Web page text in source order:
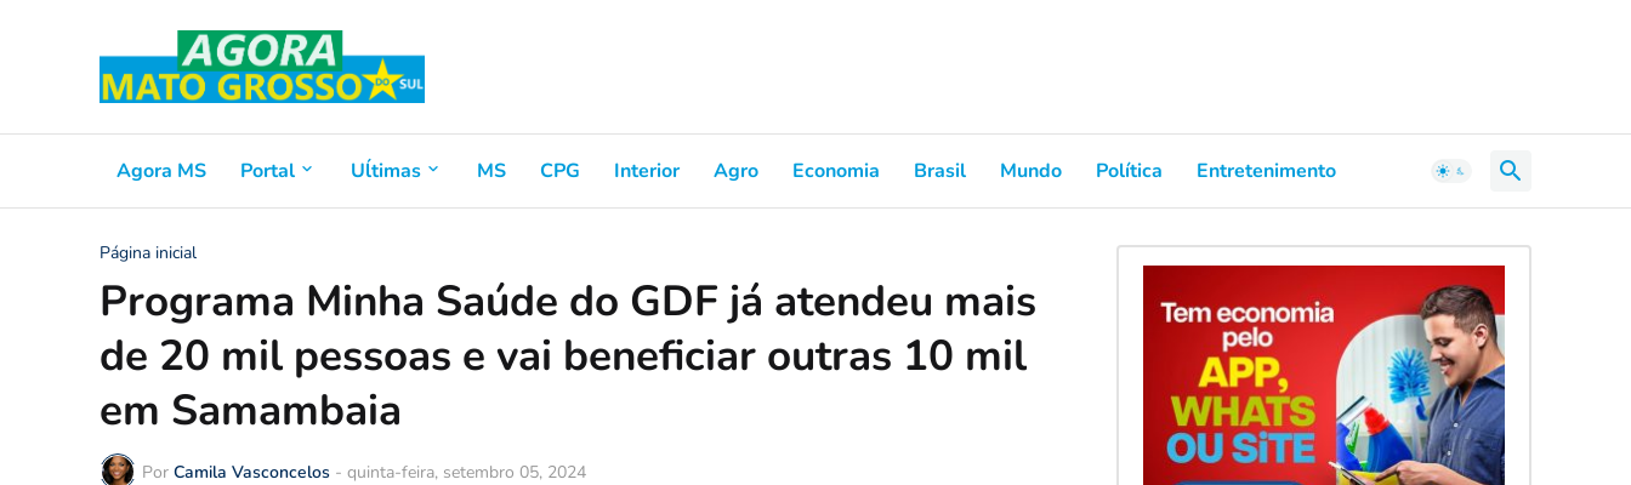
Agora MS Portal Uĺtimas MS CPG Interior Agro Economia Brasil Mundo Política Entretenimento
Página inicial
Programa Minha Saúde do GDF já atendeu mais
de 20 mil pessoas e vai beneficiar outras 10 mil
em Samambaia
Por Camila Vasconcelos - quinta-feira, setembro 05, 2024